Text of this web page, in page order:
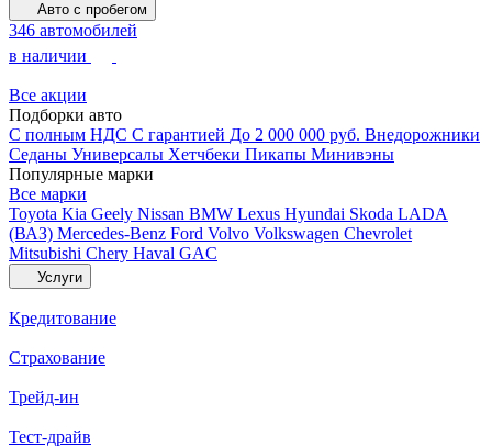
Авто с пробегом
346 автомобилей
в наличии
Все акции
Подборки авто
С полным НДС С гарантией До 2 000 000 руб. Внедорожники
Седаны Универсалы Хетчбеки Пикапы Минивэны
Популярные марки
Все марки
Toyota Kia Geely Nissan BMW Lexus Hyundai Skoda LADA
(ВАЗ) Mercedes-Benz Ford Volvo Volkswagen Chevrolet
Mitsubishi Chery Haval GAC
Услуги
Кредитование
Страхование
Трейд-ин
Тест-драйв